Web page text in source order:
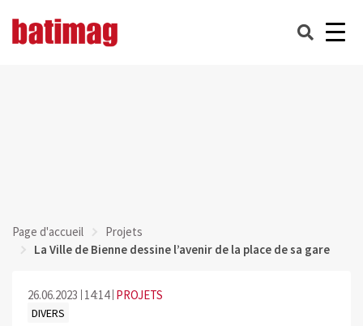
Page d'accueil
Projets
La Ville de Bienne dessine l’avenir de la place de sa gare
26.06.2023 14:14 PROJETS
DIVERS